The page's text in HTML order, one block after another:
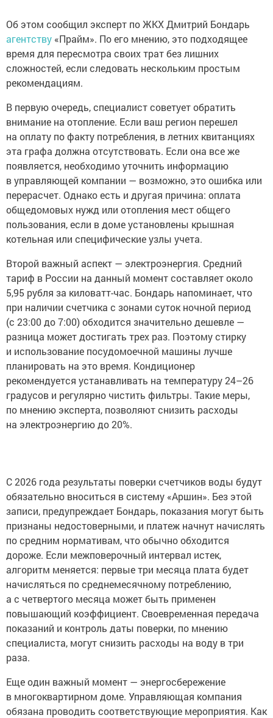
Об этом сообщил эксперт по ЖКХ Дмитрий Бондарь
агентству «Прайм». По его мнению, это подходящее
время для пересмотра своих трат без лишних
сложностей, если следовать нескольким простым
рекомендациям.
В первую очередь, специалист советует обратить
внимание на отопление. Если ваш регион перешел
на оплату по факту потребления, в летних квитанциях
эта графа должна отсутствовать. Если она все же
появляется, необходимо уточнить информацию
в управляющей компании — возможно, это ошибка или
перерасчет. Однако есть и другая причина: оплата
общедомовых нужд или отопления мест общего
пользования, если в доме установлены крышная
котельная или специфические узлы учета.
Второй важный аспект — электроэнергия. Средний
тариф в России на данный момент составляет около
5,95 рубля за киловатт-час. Бондарь напоминает, что
при наличии счетчика с зонами суток ночной период
(с 23:00 до 7:00) обходится значительно дешевле —
разница может достигать трех раз. Поэтому стирку
и использование посудомоечной машины лучше
планировать на это время. Кондиционер
рекомендуется устанавливать на температуру 24–26
градусов и регулярно чистить фильтры. Такие меры,
по мнению эксперта, позволяют снизить расходы
на электроэнергию до 20%.
С 2026 года результаты поверки счетчиков воды будут
обязательно вноситься в систему «Аршин». Без этой
записи, предупреждает Бондарь, показания могут быть
признаны недостоверными, и платеж начнут начислять
по средним нормативам, что обычно обходится
дороже. Если межповерочный интервал истек,
алгоритм меняется: первые три месяца плата будет
начисляться по среднемесячному потреблению,
а с четвертого месяца может быть применен
повышающий коэффициент. Своевременная передача
показаний и контроль даты поверки, по мнению
специалиста, могут снизить расходы на воду в три
раза.
Еще один важный момент — энергосбережение
в многоквартирном доме. Управляющая компания
обязана проводить соответствующие мероприятия. Как